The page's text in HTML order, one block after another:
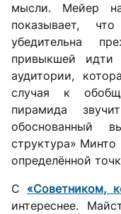
мысли. Мейер
показывает,
убедительна
привыкшей
аудитории,
случая к
пирамида
обоснованный
структура» Минто
определённой
С «Советником,
интереснее.